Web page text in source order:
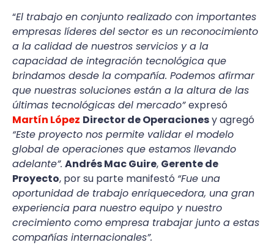
“El trabajo en conjunto realizado con importantes
empresas líderes del sector es un reconocimiento
a la calidad de nuestros servicios y a la
capacidad de integración tecnológica que
brindamos desde la compañía. Podemos afirmar
que nuestras soluciones están a la altura de las
últimas tecnológicas del mercado”expresó
Martín López Director de Operacionesy agregó
“Este proyecto nos permite validar el modelo
global de operaciones que estamos llevando
adelante”. Andrés Mac Guire, Gerente de
Proyecto, por su parte manifestó “Fue una
oportunidad de trabajo enriquecedora, una gran
experiencia para nuestro equipo y nuestro
crecimiento como empresa trabajar junto a estas
compañías internacionales”.